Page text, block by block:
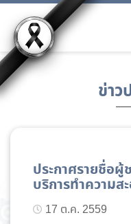
ข่าว
ประกาศรายชื่อผู้
บริการทำความส
17 ต.ค. 2559